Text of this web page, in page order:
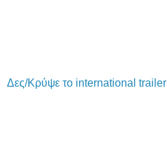
Δες/Κρύψε το international trailer